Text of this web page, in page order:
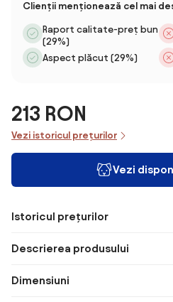
Clienții menționează cel mai
Raport calitate-preț bun
(29%)
Aspect plăcut (29%)
213 RON
Vezi istoricul prețurilor
Vezi
Istoricul prețurilor
Descrierea produsului
Dimensiuni